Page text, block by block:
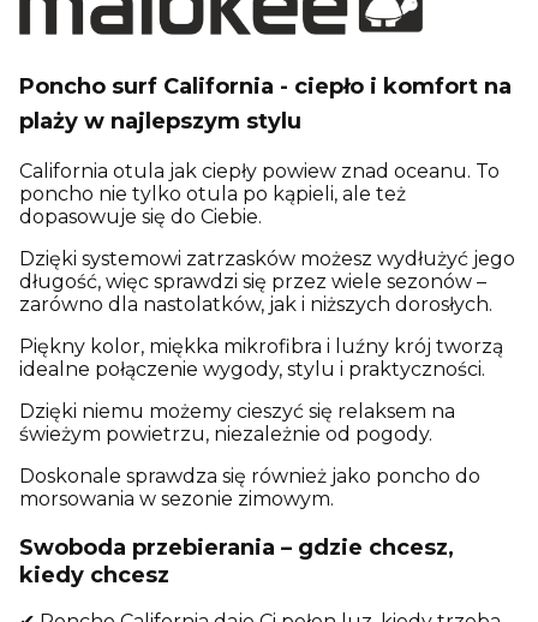
Poncho surf California - ciepło i komfort na
plaży w najlepszym stylu
California otula jak ciepły powiew znad oceanu. To
poncho nie tylko otula po kąpieli, ale też
dopasowuje się do Ciebie.
Dzięki systemowi zatrzasków możesz wydłużyć jego
długość, więc sprawdzi się przez wiele sezonów –
zarówno dla nastolatków, jak i niższych dorosłych.
Piękny kolor, miękka mikrofibra i luźny krój tworzą
idealne połączenie wygody, stylu i praktyczności.
Dzięki niemu możemy cieszyć się relaksem na
świeżym powietrzu, niezależnie od pogody.
Doskonale sprawdza się również jako poncho do
morsowania w sezonie zimowym.
Swoboda przebierania – gdzie chcesz,
kiedy chcesz